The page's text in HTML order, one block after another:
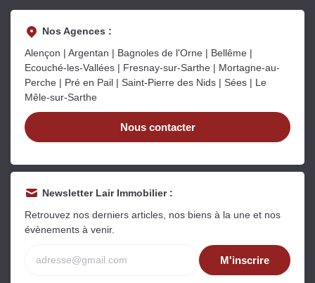
Nos Agences :
Alençon | Argentan | Bagnoles de l'Orne | Bellême |
Ecouché-les-Vallées | Fresnay-sur-Sarthe | Mortagne-au-
Perche | Pré en Pail | Saint-Pierre des Nids | Sées | Le
Mêle-sur-Sarthe
Nous contacter
Newsletter Lair Immobilier :
Retrouvez nos derniers articles, nos biens à la une et nos
évènements à venir.
M'inscrire